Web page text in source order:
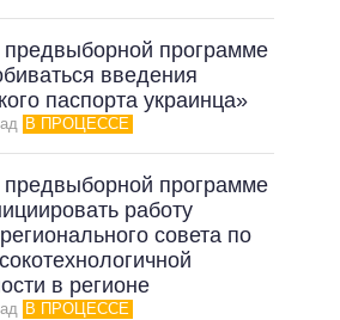
программе
введения
паспорта украинца»
В ПРОЦЕССЕ
программе
работу
совета по
в регионе
В ПРОЦЕССЕ